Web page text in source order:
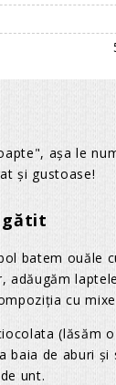
așa le
și gustoase!
gătit
batem ouăle
adăugăm
cu
(lăsăm
baia de aburi și
unt.